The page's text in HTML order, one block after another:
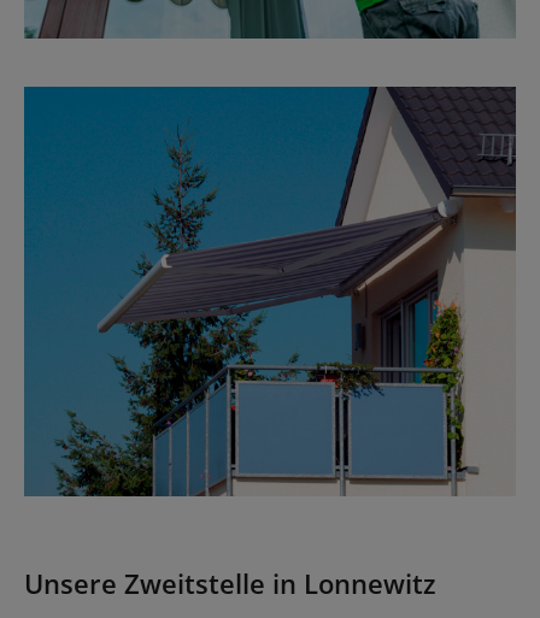
Unsere Zweitstelle in Lonnewitz